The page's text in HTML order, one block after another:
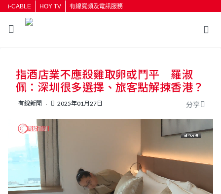
i-CABLE HOY TV 有線寬頻及電訊服務
按輸入鍵開始搜尋
指酒店業不應殺雞取卵或鬥平 羅淑
佩：深圳很多選擇、旅客點解揀香港？
有線新聞 2025年01月27日 分享